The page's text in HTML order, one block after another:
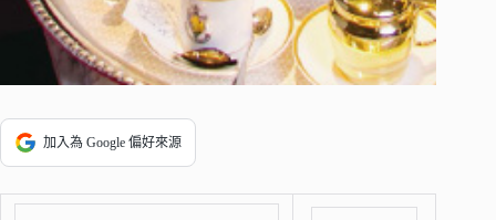
加入為 Google 偏好來源